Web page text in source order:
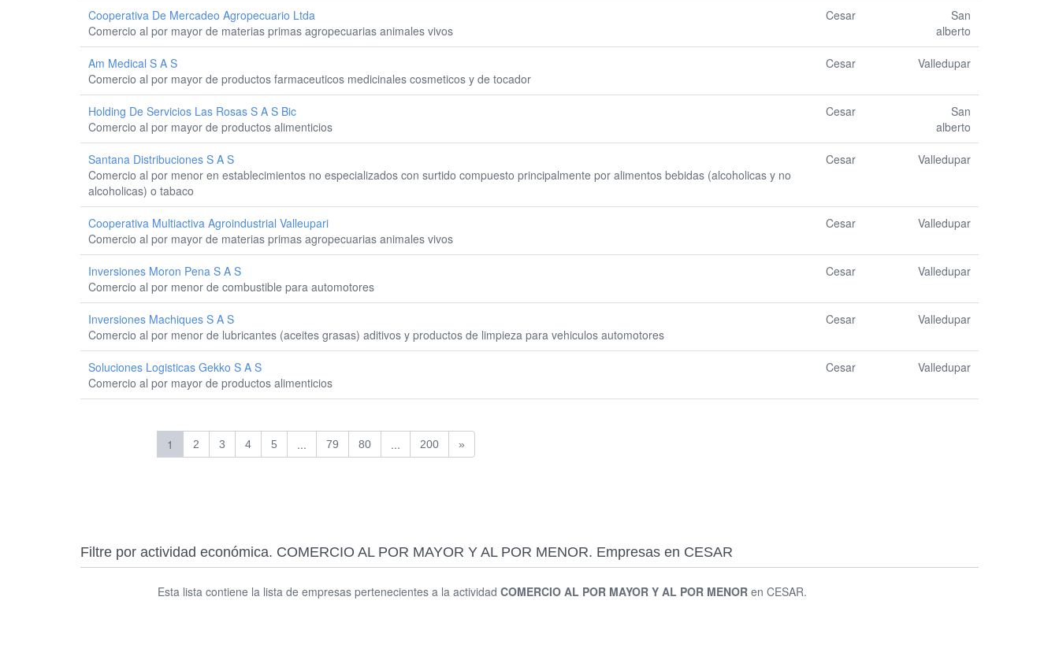
Cooperativa De Mercadeo Agropecuario Ltda
Comercio al por mayor de materias primas agropecuarias animales vivos
Cesar
San
alberto
Am Medical S A S
Comercio al por mayor de productos farmaceuticos medicinales cosmeticos y de tocador
Cesar Valledupar
Holding De Servicios Las Rosas S A S Bic
Comercio al por mayor de productos alimenticios
Cesar
San
alberto
Santana Distribuciones S A S
Comercio al por menor en establecimientos no especializados con surtido compuesto principalmente por alimentos bebidas (alcoholicas y no
alcoholicas) o tabaco
Cesar Valledupar
Cooperativa Multiactiva Agroindustrial Valleupari
Comercio al por mayor de materias primas agropecuarias animales vivos
Cesar Valledupar
Inversiones Moron Pena S A S
Comercio al por menor de combustible para automotores
Cesar Valledupar
Inversiones Machiques S A S
Comercio al por menor de lubricantes (aceites grasas) aditivos y productos de limpieza para vehiculos automotores
Cesar Valledupar
Soluciones Logisticas Gekko S A S
Comercio al por mayor de productos alimenticios
Cesar Valledupar
1 2 3 4 5 ... 79 80 ... 200 »
Filtre por actividad económica. COMERCIO AL POR MAYOR Y AL POR MENOR. Empresas en CESAR
Esta lista contiene la lista de empresas pertenecientes a la actividad COMERCIO AL POR MAYOR Y AL POR MENORen CESAR.